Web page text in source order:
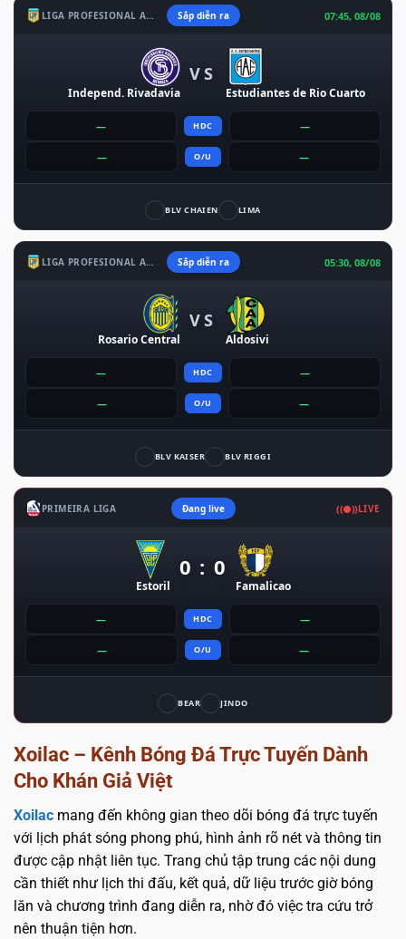
LIGA PROFESIONAL ARGENTINA Sắp diễn ra 07:45, 08/08
Independ. Rivadavia
VS
Estudiantes de Rio Cuarto
— HDC —
— O/U —
BLV CHAIEN LIMA
LIGA PROFESIONAL ARGENTINA Sắp diễn ra 05:30, 08/08
Rosario Central
VS
Aldosivi
— HDC —
— O/U —
BLV KAISER BLV RIGGI
PRIMEIRA LIGA Đang live ((●))LIVE
Estoril
0 : 0
Famalicao
— HDC —
— O/U —
BEAR JINDO
Xoilac – Kênh Bóng Đá Trực Tuyến Dành
Cho Khán Giả Việt
Xoilac mang đến không gian theo dõi bóng đá trực tuyến
với lịch phát sóng phong phú, hình ảnh rõ nét và thông tin
được cập nhật liên tục. Trang chủ tập trung các nội dung
cần thiết như lịch thi đấu, kết quả, dữ liệu trước giờ bóng
lăn và chương trình đang diễn ra, nhờ đó việc tra cứu trở
nên thuận tiện hơn.